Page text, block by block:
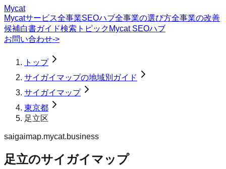
Mycat
Mycatサービス全事業SEOハブ全事業の選び方全事業の改善
候補白書ガイド検索トピック Mycat SEOハブ
お問い合わせ->
トップ
サイガイマップの地域別ガイド
サイガイマップ
東京都
足立区
saigaimap.mycat.business
足立のサイガイマップ